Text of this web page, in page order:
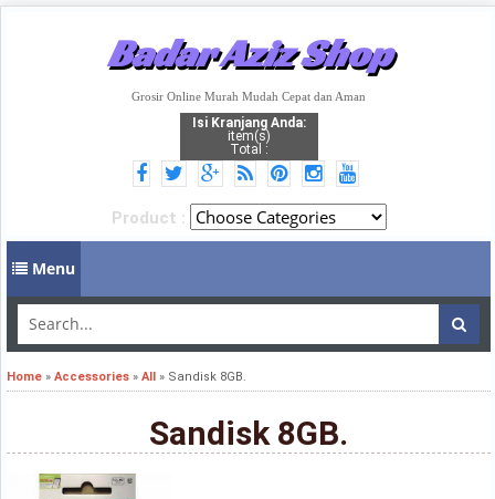
Badar Aziz Shop
Grosir Online Murah Mudah Cepat dan Aman
Isi Kranjang Anda:
item(s)
Total :
Product :
Menu
Home » Accessories » All » Sandisk 8GB.
Sandisk 8GB.